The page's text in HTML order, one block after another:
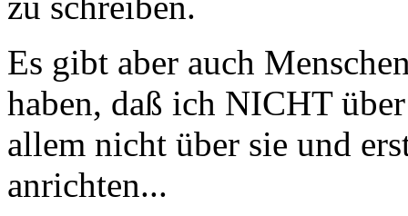
Es gibt aber auch
haben, daß ich NICHT
allem nicht über sie und
anrichten...